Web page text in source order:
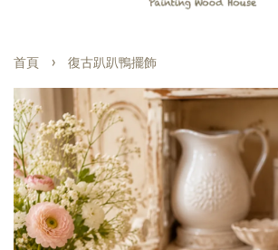
首頁 › 復古趴趴鴨擺飾